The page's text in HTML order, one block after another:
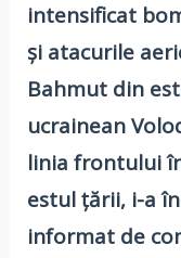
intensificat
și atacurile
Bahmut din
ucrainean
linia frontului
estul țării, i-a
informat de